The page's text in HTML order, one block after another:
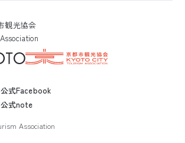
観光協会
式Facebook
式note
Association